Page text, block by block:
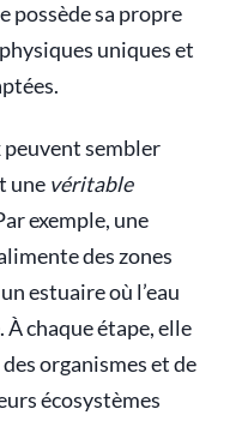
possède sa propre
uniques et
peuvent sembler
une véritable
exemple, une
des zones
estuaire où l’eau
À chaque étape, elle
organismes et de
écosystèmes